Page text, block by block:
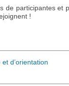
de participantes
!
d’orientation